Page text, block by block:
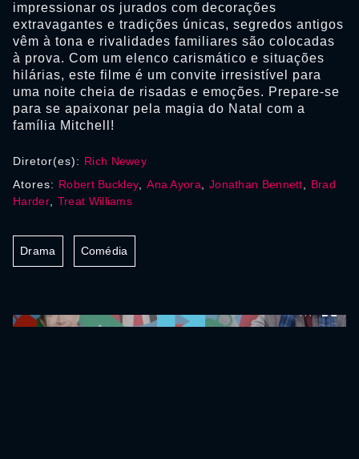
impressionar os jurados com decorações
extravagantes e tradições únicas, segredos antigos
vêm à tona e rivalidades familiares são colocadas
à prova. Com um elenco carismático e situações
hilárias, este filme é um convite irresistível para
uma noite cheia de risadas e emoções. Prepare-se
para se apaixonar pela magia do Natal com a
família Mitchell!
Diretor(es): Rich Newey
Atores: Robert Buckley ,Ana Ayora Jonathan Bennett
Brad
Harder, Treat Williams
Drama Comédia